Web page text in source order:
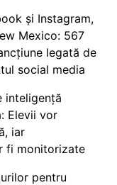
și Instagram,
Mexico: 567
legată de
social media
inteligență
Elevii vor
iar
fi monitorizate
pentru